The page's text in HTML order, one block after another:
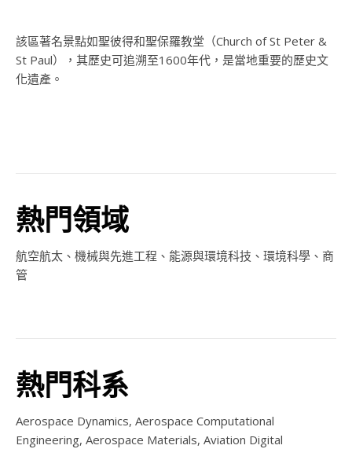
該區著名景點如聖彼得和聖保羅教堂（Church of St Peter &
St Paul），其歷史可追溯至1600年代，是當地重要的歷史文
化遺產。
熱門領域
航空航太 、 機械與先進工程 、能源與環境科技、環境科學、 商
管
熱門科系
Aerospace Dynamics, Aerospace Computational
Engineering, Aerospace Materials, Aviation Digital